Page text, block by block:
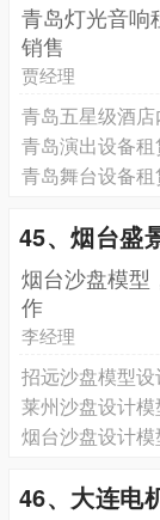
青岛灯光音响
销售
贾经理
青岛五星级酒
青岛演出设备
青岛舞台设备
45、烟台盛
烟台沙盘模型
作
李经理
招远沙盘模型
莱州沙盘设计
烟台沙盘设计
46、大连电